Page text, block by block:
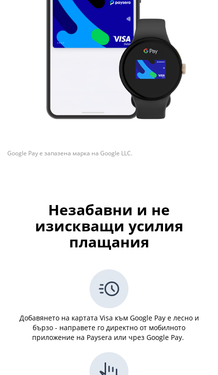
Google Pay е запазена марка на Google LLC.
Незабавни и не
изискващи усилия
плащания
Добавянето на картата Visa към Google Pay е лесно и
бързо - направете го директно от мобилното
приложение на Paysera или чрез Google Pay.